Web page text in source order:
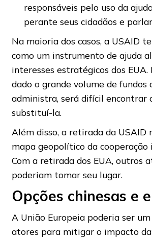
responsáveis pelo uso da
perante seus cidadãos e
Na maioria dos casos, a USAID
como um instrumento de ajuda
interesses estratégicos dos
dado o grande volume de fundos
administra, será difícil encontrar
substituí-la.
Além disso, a retirada da USAID
mapa geopolítico da cooperação
Com a retirada dos EUA, outros
poderiam tomar seu lugar.
Opções chinesas e
A União Europeia poderia ser
atores para mitigar o impacto